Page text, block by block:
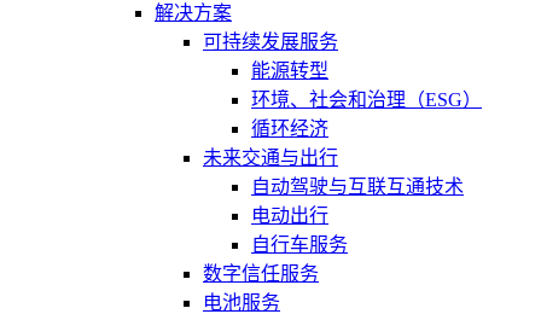
解决方案
可持续发展服务
能源转型
环境、社会和治理（ESG）
循环经济
未来交通与出行
自动驾驶与互联互通技术
电动出行
自行车服务
数字信任服务
电池服务